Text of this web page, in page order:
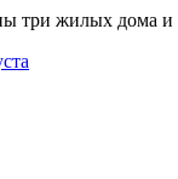
три жилых дома